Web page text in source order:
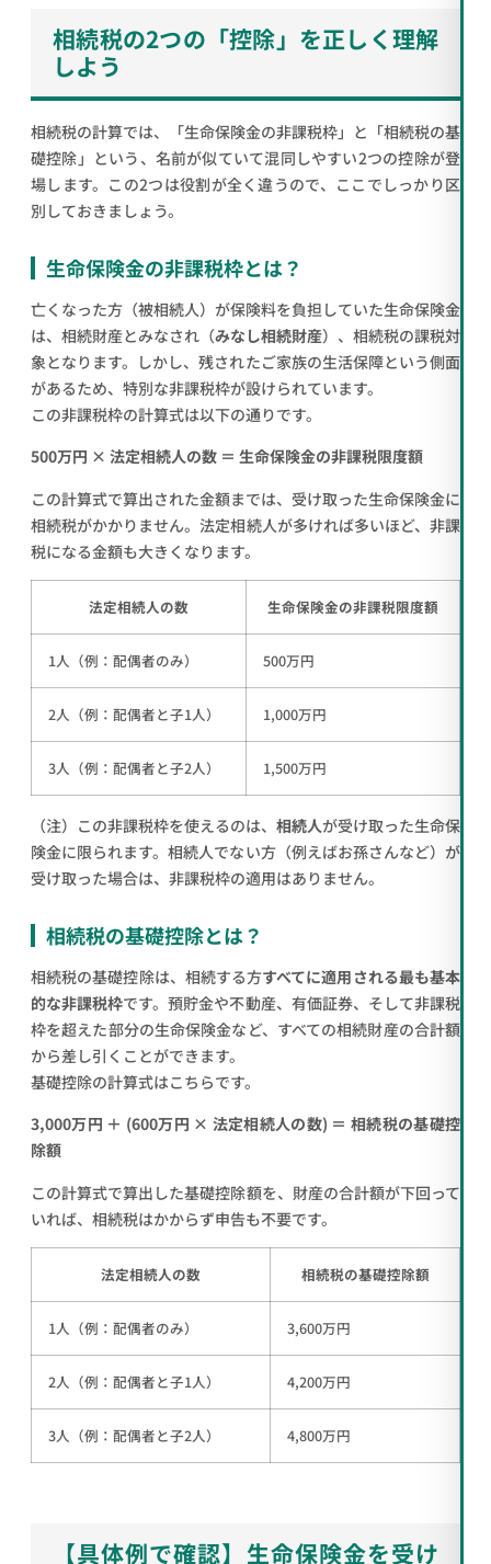
相続税の2つの「控除」を正しく理解
しよう
相続税の計算では、「生命保険金の非課税枠」と「相続税の基
礎控除」という、名前が似ていて混同しやすい2つの控除が登
場します。この2つは役割が全く違うので、ここでしっかり区
別しておきましょう。
生命保険金の非課税枠とは？
亡くなった方（被相続人）が保険料を負担していた生命保険金
は、相続財産とみなされ（みなし相続財産）、相続税の課税対
象となります。しかし、残されたご家族の生活保障という側面
があるため、特別な非課税枠が設けられています。
この非課税枠の計算式は以下の通りです。
500万円 × 法定相続人の数 ＝ 生命保険金の非課税限度額
この計算式で算出された金額までは、受け取った生命保険金に
相続税がかかりません。法定相続人が多ければ多いほど、非課
税になる金額も大きくなります。
法定相続人の数 生命保険金の非課税限度額
1人（例：配偶者のみ） 500万円
2人（例：配偶者と子1人） 1,000万円
3人（例：配偶者と子2人） 1,500万円
（注）この非課税枠を使えるのは、 相続人が受け取った生命保
険金に限られます。相続人でない方（例えばお孫さんなど）が
受け取った場合は、非課税枠の適用はありません。
相続税の基礎控除とは？
相続税の基礎控除は、相続する方すべてに適用される最も基本
的な非課税枠です。預貯金や不動産、有価証券、そして非課税
枠を超えた部分の生命保険金など、すべての相続財産の合計額
から差し引くことができます。
基礎控除の計算式はこちらです。
3,000万円 ＋ (600万円 × 法定相続人の数) ＝ 相続税の基礎控
除額
この計算式で算出した基礎控除額を、財産の合計額が下回って
いれば、相続税はかからず申告も不要です。
法定相続人の数 相続税の基礎控除額
1人（例：配偶者のみ） 3,600万円
2人（例：配偶者と子1人） 4,200万円
3人（例：配偶者と子2人） 4,800万円
【具体例で確認】生命保険金を受け